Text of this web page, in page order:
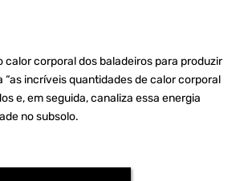
calor corporal dos baladeiros para produzir
“as incríveis quantidades de calor corporal
e, em seguida, canaliza essa energia
no subsolo.